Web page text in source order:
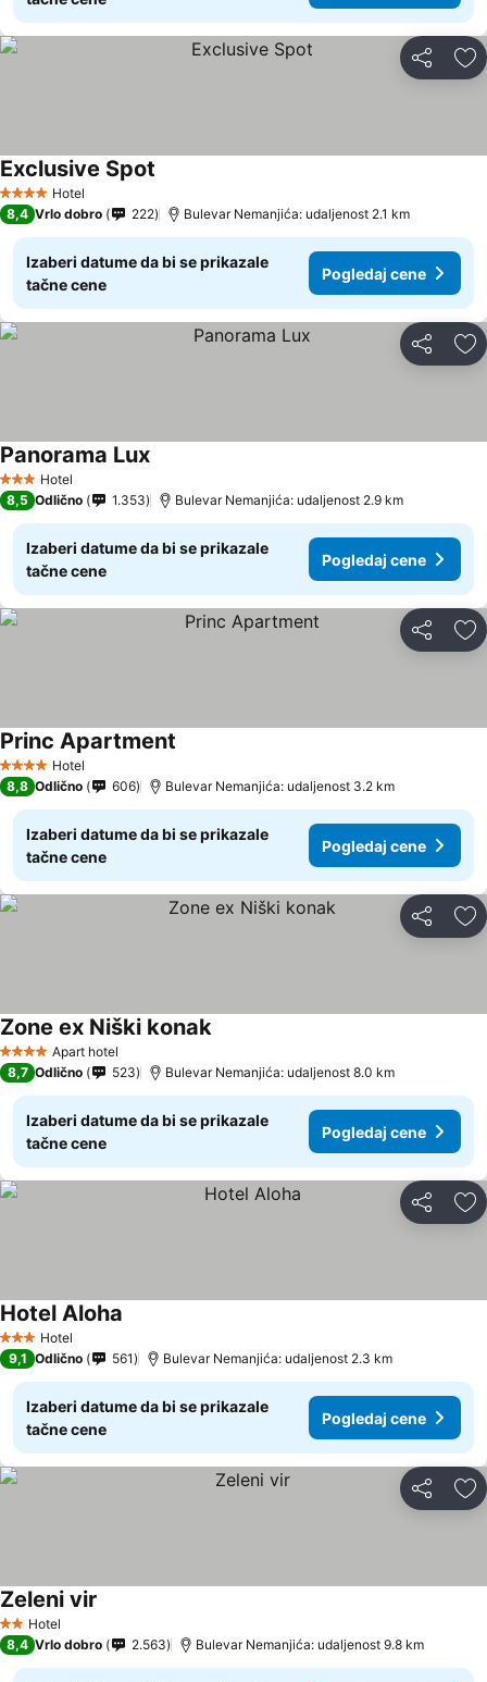
Deli
4 ZvezdiceHotel
Exclusive Spot
8,4 Vrlo dobro 222 Bulevar Nemanjića: udaljenost 2.1 km
Izaberi datume da bi se prikazale
tačne cene
Pogledaj cene
Deli
3 Zvezdice
Hotel
Panorama Lux
8,5 Odlično 1.353 Bulevar Nemanjića: udaljenost 2.9 km
Izaberi datume da bi se prikazale
tačne cene
Pogledaj cene
Deli
4 ZvezdiceHotel
Princ Apartment
8,8 Odlično 606 Bulevar Nemanjića: udaljenost 3.2 km
Izaberi datume da bi se prikazale
tačne cene
Pogledaj cene
Deli
4 ZvezdiceApart hotel
Zone ex Niški konak
8,7 Odlično 523 Bulevar Nemanjića: udaljenost 8.0 km
Izaberi datume da bi se prikazale
tačne cene
Pogledaj cene
Deli
3 Zvezdice
Hotel
Hotel Aloha
9,1 Odlično 561 Bulevar Nemanjića: udaljenost 2.3 km
Izaberi datume da bi se prikazale
tačne cene
Pogledaj cene
Deli
2 Zvezdice
Hotel
Zeleni vir
8,4 Vrlo dobro 2.563 Bulevar Nemanjića: udaljenost 9.8 km